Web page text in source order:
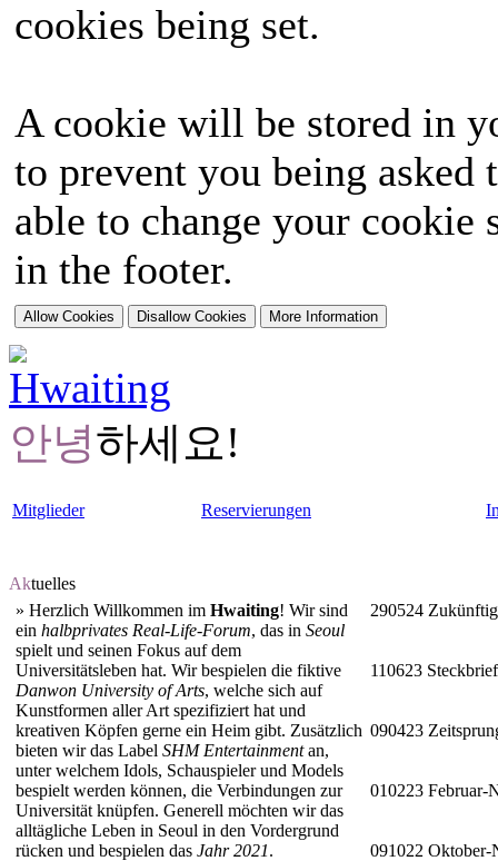
cookies being set.
A cookie will be stored in
to prevent you being
able to change your
in the footer.
안녕하세요!
Mitglieder Reservierungen
Aktuelles
» Herzlich Willkommen im Hwaiting! Wir sind
ein halbprivates Real-Life-Forum, das in Seoul
spielt und seinen Fokus auf dem
Universitätsleben hat. Wir bespielen die fiktive
Danwon University of Arts, welche sich auf
Kunstformen aller Art spezifiziert hat und
kreativen Köpfen gerne ein Heim gibt. Zusätzlich
bieten wir das Label SHM Entertainmentan,
unter welchem Idols, Schauspieler und Models
bespielt werden können, die Verbindungen zur
Universität knüpfen. Generell möchten wir das
alltägliche Leben in Seoul in den Vordergrund
rücken und bespielen das Jahr 2021.
290524
110623
090423
010223 Februar-
091022